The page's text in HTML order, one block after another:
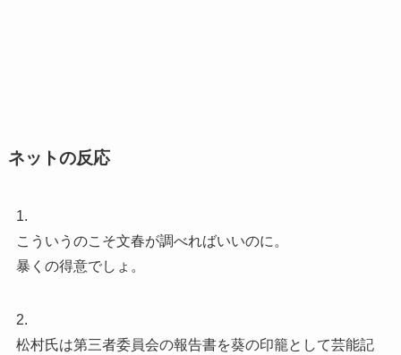
ネットの反応
1.
こういうのこそ文春が調べればいいのに。
暴くの得意でしょ。
2.
松村氏は第三者委員会の報告書を葵の印籠として芸能記